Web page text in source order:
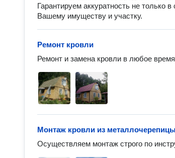
Гарантируем аккуратность не только
Вашему имуществу и участку.
Ремонт кровли
Ремонт и замена кровли в любое время
Монтаж кровли из металлочерепицы
Осуществляем монтаж строго по